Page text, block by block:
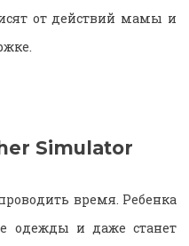
от действий мамы и
Simulator
время. Ребенка
одежды и даже станет